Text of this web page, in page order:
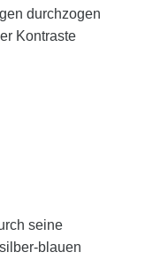
durchzogen
Kontraste
seine
blauen